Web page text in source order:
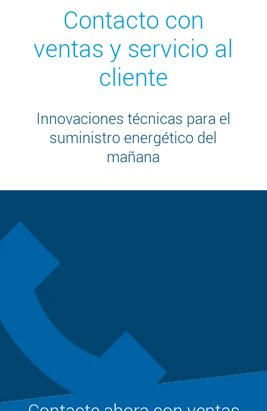
Contacto con
ventas y servicio al
cliente
Innovaciones técnicas para el
suministro energético del
mañana